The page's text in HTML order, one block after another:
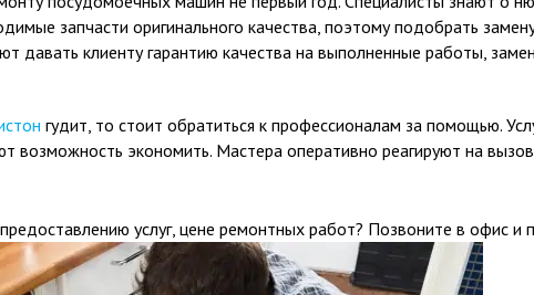
запчасти оригинального качества, поэтому подобрать
давать клиенту гарантию качества на выполненные работы,
гудит, то стоит обратиться к профессионалам за помощью.
возможность экономить. Мастера оперативно реагируют на
услуг, цене ремонтных работ? Позвоните в офис и